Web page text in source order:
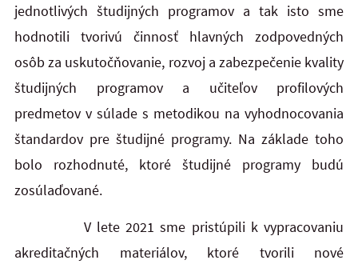
jednotlivých študijných programov a tak isto sme
hodnotili tvorivú činnosť hlavných zodpovedných
osôb za uskutočňovanie, rozvoj a zabezpečenie kvality
študijných programov a učiteľov profilových
predmetov v súlade s metodikou na vyhodnocovania
štandardov pre študijné programy. Na základe toho
bolo rozhodnuté, ktoré študijné programy budú
zosúlaďované.
V lete 2021 sme pristúpili k vypracovaniu
akreditačných materiálov, ktoré tvorili nové